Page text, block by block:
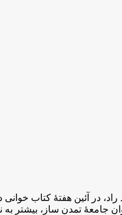
در آئین هفتۀ کتاب
جامعۀ تمدن ساز، بیشتر